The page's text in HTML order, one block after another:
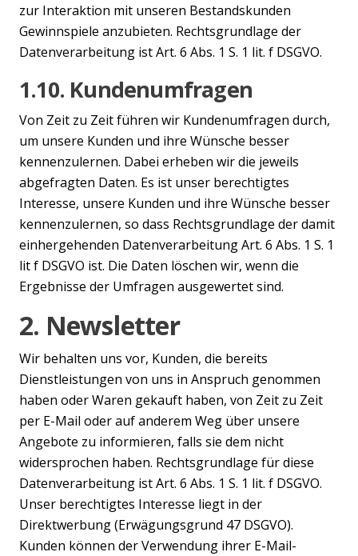
zur Interaktion mit unseren Bestandskunden
Gewinnspiele anzubieten. Rechtsgrundlage der
Datenverarbeitung ist Art. 6 Abs. 1 S. 1 lit. f DSGVO.
1.10. Kundenumfragen
Von Zeit zu Zeit führen wir Kundenumfragen durch,
um unsere Kunden und ihre Wünsche besser
kennenzulernen. Dabei erheben wir die jeweils
abgefragten Daten. Es ist unser berechtigtes
Interesse, unsere Kunden und ihre Wünsche besser
kennenzulernen, so dass Rechtsgrundlage der damit
einhergehenden Datenverarbeitung Art. 6 Abs. 1 S. 1
lit f DSGVO ist. Die Daten löschen wir, wenn die
Ergebnisse der Umfragen ausgewertet sind.
2. Newsletter
Wir behalten uns vor, Kunden, die bereits
Dienstleistungen von uns in Anspruch genommen
haben oder Waren gekauft haben, von Zeit zu Zeit
per E-Mail oder auf anderem Weg über unsere
Angebote zu informieren, falls sie dem nicht
widersprochen haben. Rechtsgrundlage für diese
Datenverarbeitung ist Art. 6 Abs. 1 S. 1 lit. f DSGVO.
Unser berechtigtes Interesse liegt in der
Direktwerbung (Erwägungsgrund 47 DSGVO).
Kunden können der Verwendung ihrer E-Mail-